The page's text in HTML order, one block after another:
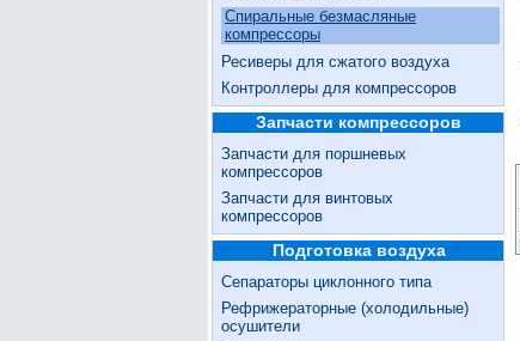
Спиральные безмасляные
компрессоры
Ресиверы для сжатого воздуха
Контроллеры для компрессоров
Запчасти компрессоров
Запчасти для поршневых
компрессоров
Запчасти для винтовых
компрессоров
Подготовка воздуха
Сепараторы циклонного типа
Рефрижераторные (холодильные)
осушители